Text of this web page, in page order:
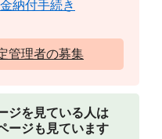
納付手続き
管理者の募集
ジを見ている人は
ージも見ています